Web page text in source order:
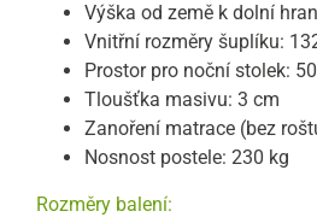
Výška od země k dolní
Vnitřní rozměry šuplíku:
Prostor pro noční stolek:
Tloušťka masivu: 3 cm
Zanoření matrace (bez
Nosnost postele: 230 kg
Rozměry balení: